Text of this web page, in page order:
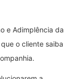
e Adimplência da
o cliente saiba